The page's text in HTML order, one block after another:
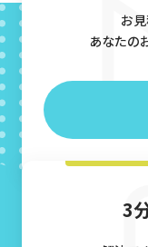
お
あなたの
3